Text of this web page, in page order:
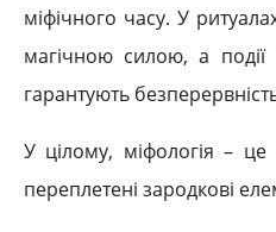
міфічного часу. У
магічною силою, а
гарантують
У цілому, міфологія –
переплетені зародкові